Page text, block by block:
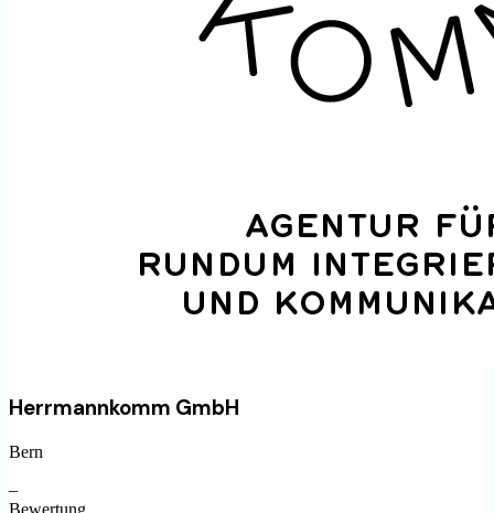
Herrmannkomm GmbH
Bern
–
Bewertung